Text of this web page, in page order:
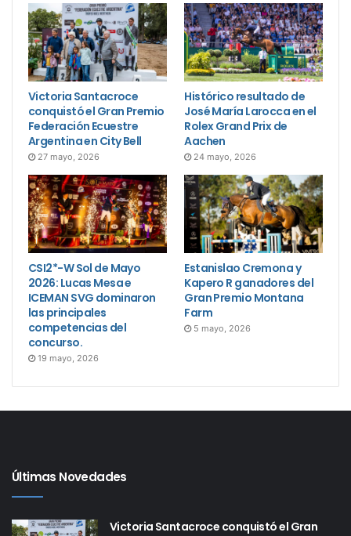
Victoria Santacroce
conquistó el Gran Premio
Federación Ecuestre
Argentina en City Bell
27 mayo, 2026
Histórico resultado de
José María Larocca en el
Rolex Grand Prix de
Aachen
24 mayo, 2026
CSI2*-W Sol de Mayo
2026: Lucas Mesa e
ICEMAN SVG dominaron
las principales
competencias del
concurso.
19 mayo, 2026
Estanislao Cremona y
Kapero R ganadores del
Gran Premio Montana
Farm
5 mayo, 2026
Últimas Novedades
Victoria Santacroce conquistó el Gran